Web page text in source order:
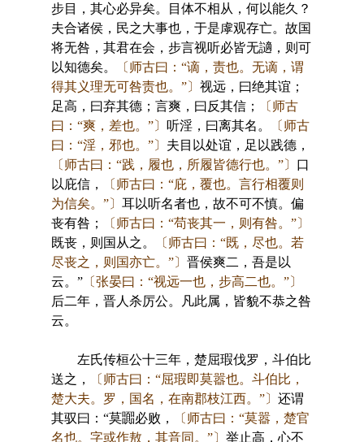
步目，其心必异矣。目体不相从，何以能久？
夫合诸侯，民之大事也，于是虖观存亡。故国
将无咎，其君在会，步言视听必皆无讁，则可
以知德矣。
〔师古曰：“谪，责也。无谪，谓
得其义理无可咎责也。”〕 视远，曰绝其谊；
足高，曰弃其德；言爽，曰反其信；
〔师古
曰：“爽，差也。”〕 听淫，曰离其名。
〔师古
曰：“淫，邪也。”〕 夫目以处谊，足以践德，
〔师古曰：“践，履也，所履皆德行也。”〕 口
以庇信，
〔师古曰：“庇，覆也。言行相覆则
为信矣。”〕 耳以听名者也，故不可不慎。偏
丧有咎；
〔师古曰：“苟丧其一，则有咎。”〕
既丧，则国从之。
〔师古曰：“既，尽也。若
尽丧之，则国亦亡。”〕 晋侯爽二，吾是以
云。”〔张晏曰：“视远一也，步高二也。”〕
后二年，晋人杀厉公。凡此属，皆貌不恭之咎
云。
左氏传桓公十三年，楚屈瑕伐罗，斗伯比
送之，
〔师古曰：“屈瑕即莫嚣也。斗伯比，
楚大夫。罗，国名，在南郡枝江西。”〕 还谓
其驭曰：“莫嚻必败，
〔师古曰：“莫嚣，楚官
名也。字或作敖，其音同。”〕 举止高，心不